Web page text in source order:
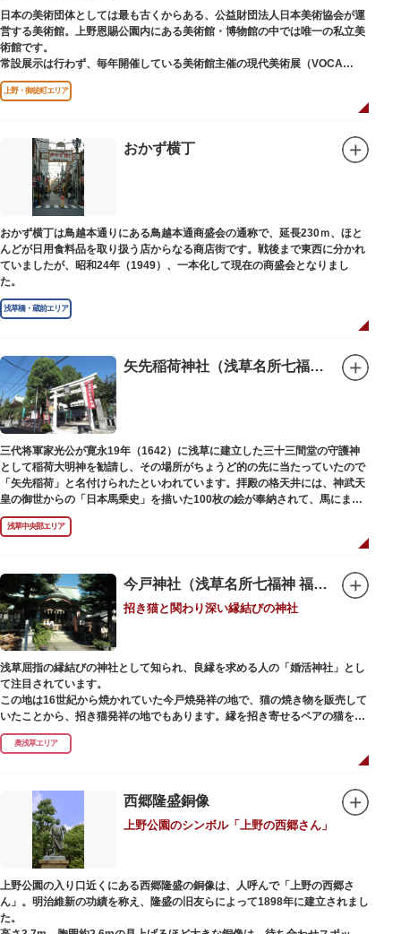
日本の美術団体としては最も古くからある、公益財団法人日本美術協会が運
営する美術館。上野恩賜公園内にある美術館・博物館の中では唯一の私立美
術館です。
常設展示は行わず、毎年開催している美術館主催の現代美術展（VOCA
展）、公募展（上野の森美術館大賞展、日本の自然を描く展）のほか、マン
ガから書展にいたるまで定期的に多彩なジャンルの独創的な企画展を開催し
別館の1階には、小企画展などの開催もできる上野の森美術館ギャラリー、
そして、3階には上野の森アートスクールが設置され、初心者から熟練者を
対象とした油彩・アクリル、水彩、日本画のクラスや、週末に受講できる単
発講座などを開催しています。
上野・御徒町エリア
おかず横丁
おかず横丁は鳥越本通りにある鳥越本通商盛会の通称で、延長230ｍ、ほと
んどが日用食料品を取り扱う店からなる商店街です。戦後まで東西に分かれ
ていましたが、昭和24年（1949）、一本化して現在の商盛会となりまし
た。
浅草橋・蔵前エリア
矢先稲荷神社（浅草名所七福神 福禄寿）
三代将軍家光公が寛永19年（1642）に浅草に建立した三十三間堂の守護神
として稲荷大明神を勧請し、その場所がちょうど的の先に当たっていたので
「矢先稲荷」と名付けられたといわれています。拝殿の格天井には、神武天
皇の御世からの「日本馬乗史」を描いた100枚の絵が奉納されて、馬にまつ
わる歴史が一目瞭然に理解できます。
浅草中央部エリア
今戸神社（浅草名所七福神 福禄寿）
招き猫と関わり深い縁結びの神社
浅草屈指の縁結びの神社として知られ、良縁を求める人の「婚活神社」とし
て注目されています。
この地は16世紀から焼かれていた今戸焼発祥の地で、猫の焼き物を販売して
いたことから、招き猫発祥の地でもあります。縁を招き寄せるペアの猫をモ
チーフにした絵馬や御朱印帳も人気です。
1063（康平6）年、時の奥羽鎮守府源頼朝・義家父子が祈願し鎌倉の鶴ヶ丘
末に活躍した新選組沖田総司の終焉の地の碑も佇んでいます。また、浅草名
所七福神の福禄寿が祀られており、七福神詣りの参拝客でも賑わうスポット
奥浅草エリア
西郷隆盛銅像
上野公園のシンボル「上野の西郷さん」
上野公園の入り口近くにある西郷隆盛の銅像は、人呼んで「上野の西郷さ
ん」。明治維新の功績を称え、隆盛の旧友らによって1898年に建立されまし
た。